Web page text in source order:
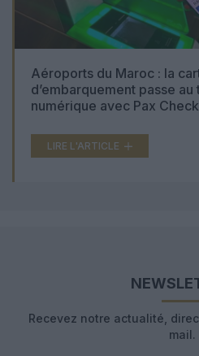
Aéroports du Maroc : la
d’embarquement passe au
numérique avec Pax Check
LIRE L'ARTICLE
Recevez notre actualité,
mail.